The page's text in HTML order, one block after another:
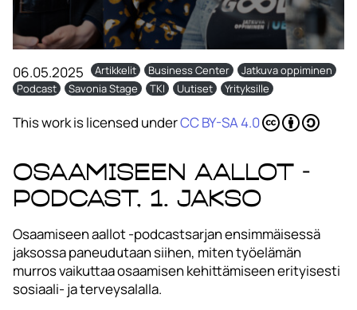
06.05.2025 Artikkelit Business Center
Jatkuva oppiminen
Podcast
Savonia Stage TKI Uutiset Yrityksille
This work is licensed underCC BY-SA 4.0
Osaamiseen aallot -
podcast, 1. jakso
Osaamiseen aallot -podcastsarjan ensimmäisessä
jaksossa paneudutaan siihen, miten työelämän
murros vaikuttaa osaamisen kehittämiseen erityisesti
sosiaali- ja terveysalalla.